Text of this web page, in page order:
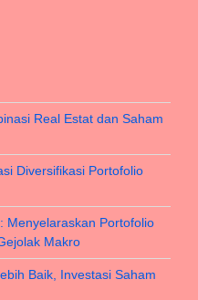
Real Estat dan Saham
Diversifikasi Portofolio
Menyelaraskan Portofolio
Makro
Baik, Investasi Saham